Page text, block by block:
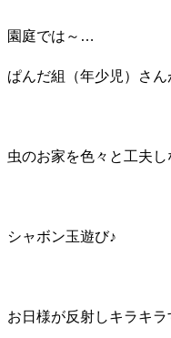
園庭では～…
ぱんだ組（年少児）さん
虫のお家を色々と工夫
シャボン玉遊び♪
お日様が反射しキラキ